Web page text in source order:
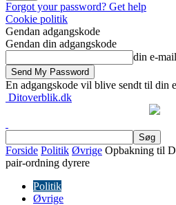
Forgot your password? Get help
Cookie politik
Gendan adgangskode
Gendan din adgangskode
din e-mail
En adgangskode vil blive sendt til din
Ditoverblik.dk
Forside Politik Øvrige Opbakning til
pair-ordning dyrere
Politik
Øvrige